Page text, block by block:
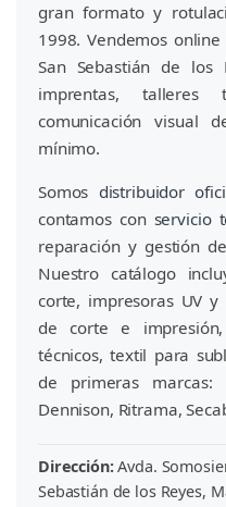
gran formato y
1998. Vendemos
San Sebastián de los
imprentas,
comunicación visual
mínimo.
Somos distribuidor
contamos con servicio
reparación y gestión
Nuestro catálogo
corte, impresoras UV y
de corte e
técnicos, textil para
de primeras marcas:
Dennison, Ritrama,
Dirección:Avda.
Sebastián de los Reyes,